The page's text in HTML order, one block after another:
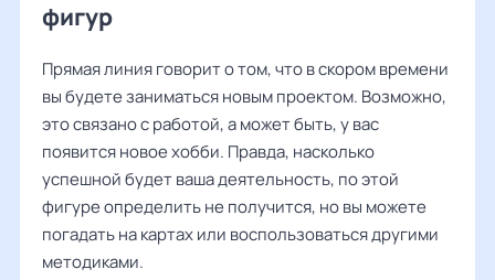
фигур
Прямая линия говорит о том, что в скором времени
вы будете заниматься новым проектом. Возможно,
это связано с работой, а может быть, у вас
появится новое хобби. Правда, насколько
успешной будет ваша деятельность, по этой
фигуре определить не получится, но вы можете
погадать на картах или воспользоваться другими
методиками.